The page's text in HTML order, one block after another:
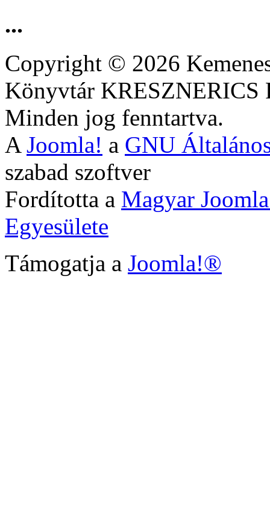
...
Copyright © 2026
Könyvtár
Minden jog fenntartva.
A Joomla! a GNU
szabad szoftver
Fordította a Magyar
Egyesülete
Támogatja a Joomla!®